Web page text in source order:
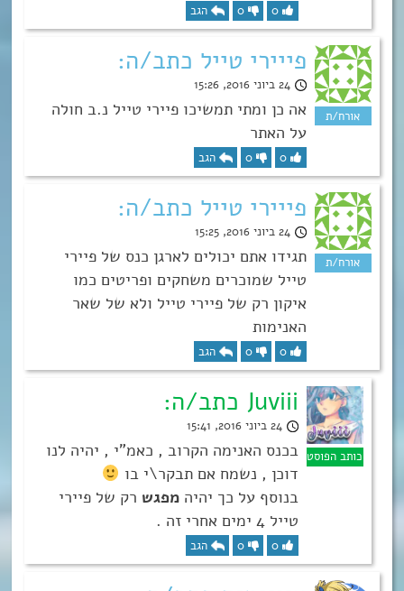
0
0 הגב
פייירי טייל כתב/ה:
24 ביוני 2016, 15:26
אה כן ומתי תמשיכו פיירי טייל נ.ב חולה
על האתר
0
0 הגב
פייירי טייל כתב/ה:
24 ביוני 2016, 15:25
תגידו אתם יכולים לארגן כנס של פיירי
טייל שמוכרים משחקים ופריטים כמו
איקון רק של פיירי טייל ולא של שאר
האנימות
0
0 הגב
Juviii כתב/ה:
24 ביוני 2016, 15:41
בכנס האנימה הקרוב , כאמ”י , יהיה לנו
דוכן , נשמח אם תבקר\י בו
בנוסף על כך יהיהמפגש רק של פיירי
טייל 4 ימים אחרי זה .
0
0 הגב